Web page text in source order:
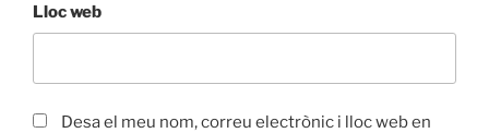
Lloc web
Desa el meu nom, correu electrònic i lloc web en